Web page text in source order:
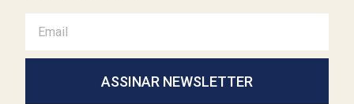
ASSINAR NEWSLETTER